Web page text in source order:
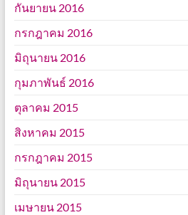
กันยายน 2016
กรกฎาคม 2016
มิถุนายน 2016
กุมภาพันธ์ 2016
ตุลาคม 2015
สิงหาคม 2015
กรกฎาคม 2015
มิถุนายน 2015
เมษายน 2015